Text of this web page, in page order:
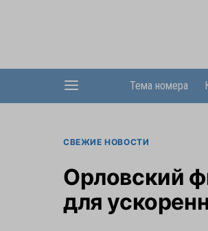
Тема номера
СВЕЖИЕ НОВОСТИ
Орловский
для